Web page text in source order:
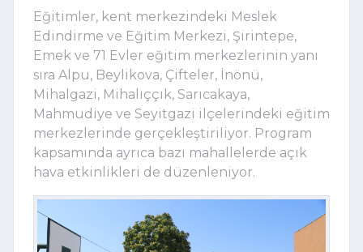
Eğitimler, kent merkezindeki Meslek
Edindirme ve Eğitim Merkezi, Şirintepe,
Emek ve 71 Evler eğitim merkezlerinin yanı
sıra Alpu, Beylikova, Çifteler, İnönü,
Mihalgazi, Mihalıççık, Sarıcakaya,
Mahmudiye ve Seyitgazi ilçelerindeki eğitim
merkezlerinde gerçekleştiriliyor. Program
kapsamında ayrıca bazı mahallelerde açık
hava etkinlikleri de düzenleniyor.